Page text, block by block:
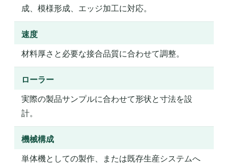
成、模様形成、エッジ加工に対応。
速度
材料厚さと必要な接合品質に合わせて調整。
ローラー
実際の製品サンプルに合わせて形状と寸法を設
計。
機械構成
単体機としての製作、または既存生産システムへ